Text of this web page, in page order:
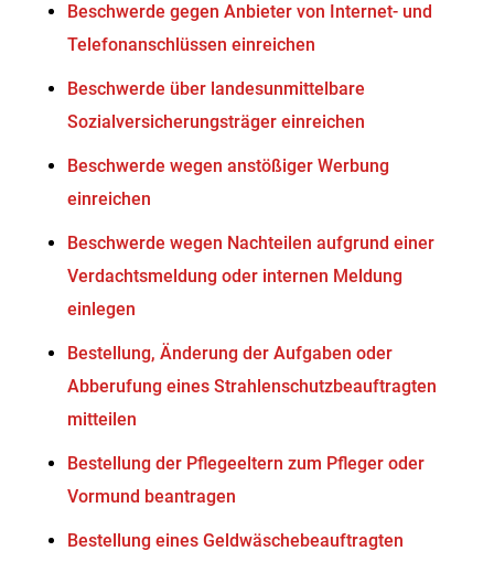
Beschwerde gegen Anbieter von Internet- und
Telefonanschlüssen einreichen
Beschwerde über landesunmittelbare
Sozialversicherungsträger einreichen
Beschwerde wegen anstößiger Werbung
einreichen
Beschwerde wegen Nachteilen aufgrund einer
Verdachtsmeldung oder internen Meldung
einlegen
Bestellung, Änderung der Aufgaben oder
Abberufung eines Strahlenschutzbeauftragten
mitteilen
Bestellung der Pflegeeltern zum Pfleger oder
Vormund beantragen
Bestellung eines Geldwäschebeauftragten